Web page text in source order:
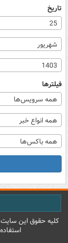
تاریخ
25
شهریور
1403
فیلترها
همه سرویس‌ها
همه انواع خبر
همه باکس‌ها
کليه حقوق اين